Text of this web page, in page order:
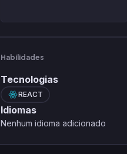
Habilidades
Tecnologias
REACT
Idiomas
Nenhum idioma adicionado